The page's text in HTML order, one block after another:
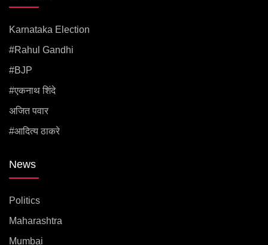
Karnataka Election
#rahul Gandhi
#BJP
#एकनाथ शिंदे
अजित पवार
#आदित्य ठाकरे
News
Politics
Maharashtra
Mumbai